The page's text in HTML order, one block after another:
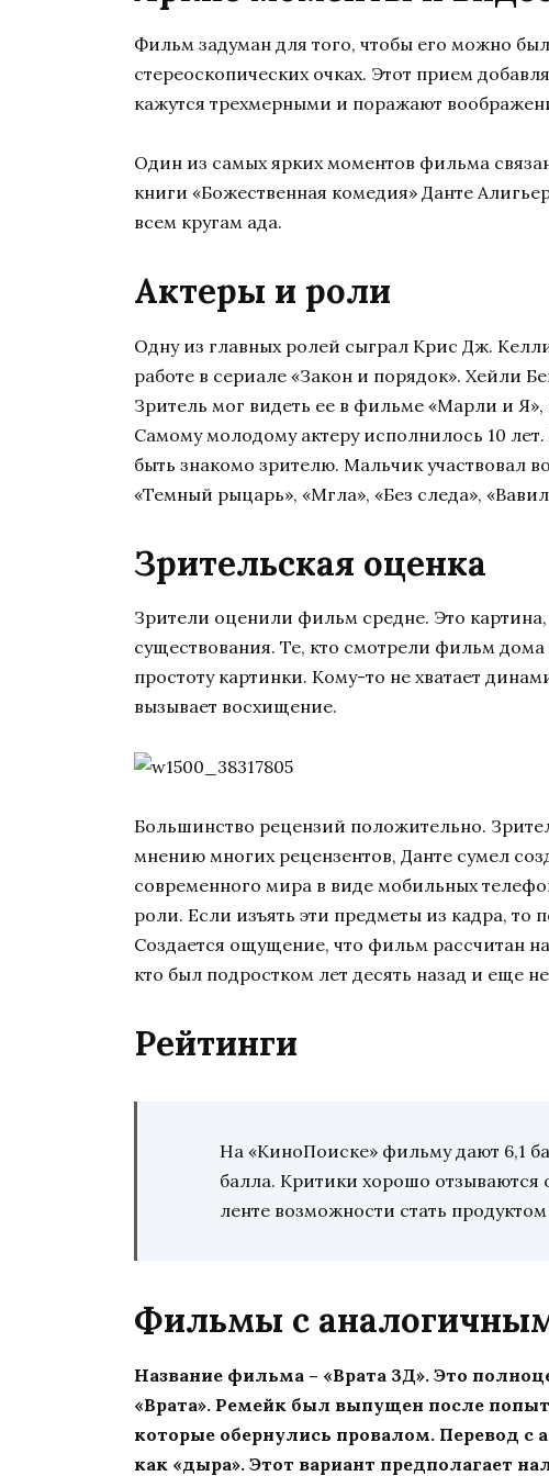
Фильм задуман для того, чтобы его можно
стереоскопических очках. Этот прием
кажутся трехмерными и поражают
Один из самых ярких моментов фильма
книги «Божественная комедия» Данте
всем кругам ада.
Актеры и роли
Одну из главных ролей сыграл Крис Дж.
работе в сериале «Закон и порядок». Хейли
Зритель мог видеть ее в фильме «Марли и Я»,
Самому молодому актеру исполнилось 10
быть знакомо зрителю. Мальчик участвовал
«Темный рыцарь», «Мгла», «Без следа»,
Зрительская оценка
Зрители оценили фильм средне. Это картина,
существования. Те, кто смотрели фильм дома
простоту картинки. Кому-то не хватает
вызывает восхищение.
Большинство рецензий положительно.
мнению многих рецензентов, Данте сумел
современного мира в виде мобильных
роли. Если изъять эти предметы из кадра, то
Создается ощущение, что фильм рассчитан
кто был подростком лет десять назад и еще
Рейтинги
На «КиноПоиске» фильму дают 6,1
балла. Критики хорошо отзываются
ленте возможности стать
Фильмы с
Название фильма – «Врата 3Д». Это
«Врата». Ремейк был выпущен после
которые обернулись провалом. Перевод с
как «дыра». Этот вариант предполагает